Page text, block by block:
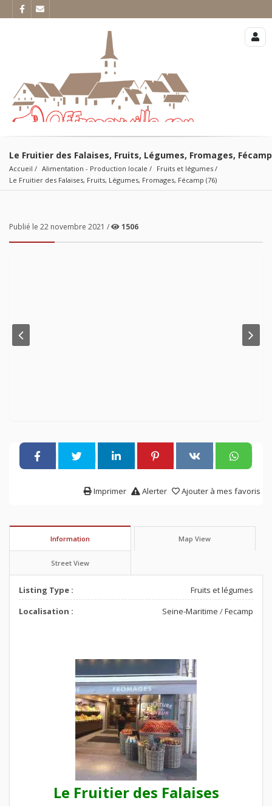
Le Fruitier des Falaises, Fruits, Légumes, Fromages,
Accueil Alimentation - Production locale
Fruits et légumes
Le Fruitier des Falaises, Fruits, Légumes, Fromages, Fécamp (76)
Publié le 22 novembre 2021 / 1506
Ajouter à mes favoris
Alerter
Imprimer
Information Map View
Street View
Listing Type :
Fruits et légumes
Localisation :
Seine-Maritime /Fecamp
Le Fruitier des Falaises